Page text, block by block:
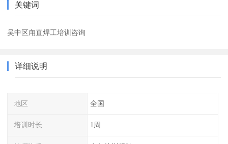
关键词
吴中区甪直焊工培训咨询
详细说明
地区 全国
培训时长 1周